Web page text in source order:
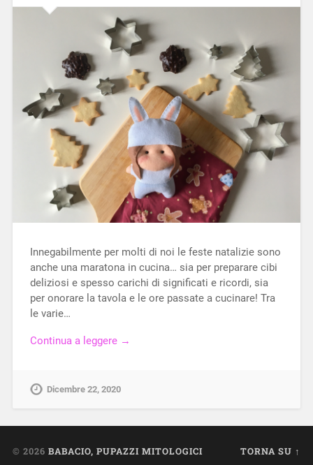
Innegabilmente per molti di noi le feste natalizie sono
anche una maratona in cucina… sia per preparare cibi
deliziosi e spesso carichi di significati e ricordi, sia
per onorare la tavola e le ore passate a cucinare! Tra
le varie…
Continua a leggere →
Dicembre 22, 2020
© 2026 BABACIO, PUPAZZI MITOLOGICI TORNA SU ↑